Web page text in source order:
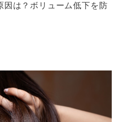
因は？ボリューム低下を防